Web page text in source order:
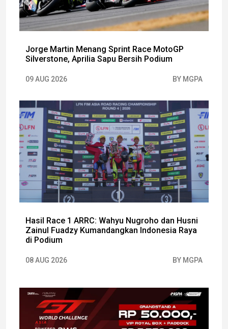
Jorge Martin Menang Sprint Race MotoGP
Silverstone, Aprilia Sapu Bersih Podium
09 AUG 2026 BY MGPA
Hasil Race 1 ARRC: Wahyu Nugroho dan Husni
Zainul Fuadzy Kumandangkan Indonesia Raya
di Podium
08 AUG 2026 BY MGPA